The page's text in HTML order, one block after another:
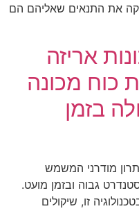
את התנאים שאליהם הם
אריזה
כוח מכונה
בזמן
מודרני המשמש
גבוה ובזמן מועט.
זו, שיקולים